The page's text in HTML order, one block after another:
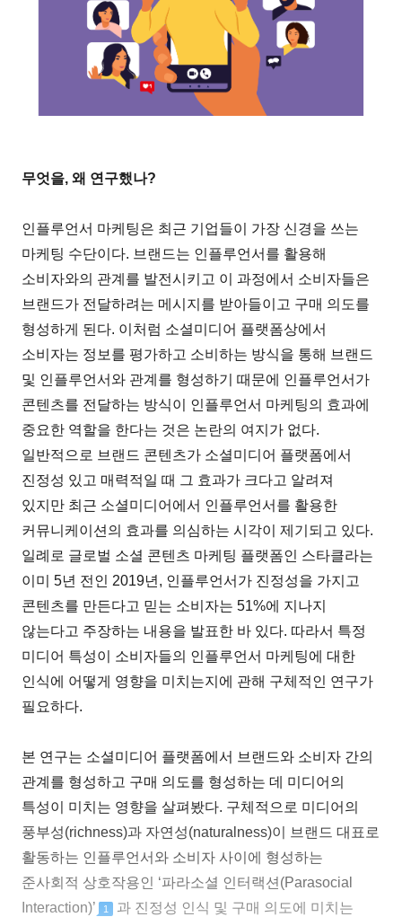
무엇을, 왜 연구했나?
인플루언서 마케팅은 최근 기업들이 가장 신경을 쓰는
마케팅 수단이다. 브랜드는 인플루언서를 활용해
소비자와의 관계를 발전시키고 이 과정에서 소비자들은
브랜드가 전달하려는 메시지를 받아들이고 구매 의도를
형성하게 된다. 이처럼 소셜미디어 플랫폼상에서
소비자는 정보를 평가하고 소비하는 방식을 통해 브랜드
및 인플루언서와 관계를 형성하기 때문에 인플루언서가
콘텐츠를 전달하는 방식이 인플루언서 마케팅의 효과에
중요한 역할을 한다는 것은 논란의 여지가 없다.
일반적으로 브랜드 콘텐츠가 소셜미디어 플랫폼에서
진정성 있고 매력적일 때 그 효과가 크다고 알려져
있지만 최근 소셜미디어에서 인플루언서를 활용한
커뮤니케이션의 효과를 의심하는 시각이 제기되고 있다.
일례로 글로벌 소셜 콘텐츠 마케팅 플랫폼인 스타클라는
이미 5년 전인 2019년, 인플루언서가 진정성을 가지고
콘텐츠를 만든다고 믿는 소비자는 51%에 지나지
않는다고 주장하는 내용을 발표한 바 있다. 따라서 특정
미디어 특성이 소비자들의 인플루언서 마케팅에 대한
인식에 어떻게 영향을 미치는지에 관해 구체적인 연구가
필요하다.
본 연구는 소셜미디어 플랫폼에서 브랜드와 소비자 간의
관계를 형성하고 구매 의도를 형성하는 데 미디어의
특성이 미치는 영향을 살펴봤다. 구체적으로 미디어의
풍부성(richness)과 자연성(naturalness)이 브랜드 대표로
활동하는 인플루언서와 소비자 사이에 형성하는
준사회적 상호작용인 ‘파라소셜 인터랙션(Parasocial
Interaction)’
1
과 진정성 인식 및 구매 의도에 미치는